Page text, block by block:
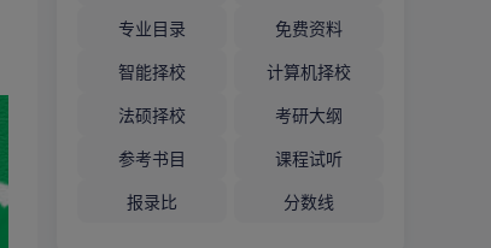
专业目录 免费资料
智能择校 计算机择校
法硕择校 考研大纲
参考书目 课程试听
报录比 分数线